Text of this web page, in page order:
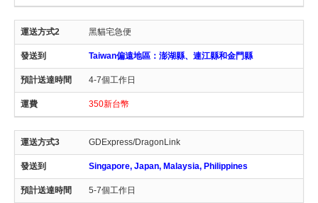
黑貓宅急便
Taiwan偏遠地區：澎湖縣、連江縣和金門縣
4-7個工作日
350新台幣
GDExpress/DragonLink
Singapore, Japan, Malaysia, Philippines
5-7個工作日